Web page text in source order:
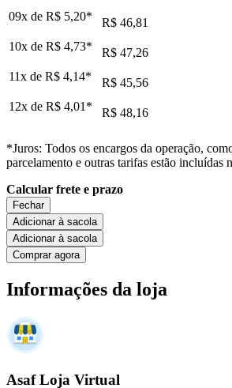
09x de R$ 5,20*
R$ 46,81
10x de R$ 4,73*
R$ 47,26
11x de R$ 4,14*
R$ 45,56
12x de R$ 4,01 * R$ 48,16
*Juros: Todos os encargos da operação,
parcelamento e outras tarifas estão incluídas
Calcular frete e prazo
Fechar
Adicionar à sacola
Adicionar à sacola
Comprar agora
Informações da loja
Asaf Loja Virtual